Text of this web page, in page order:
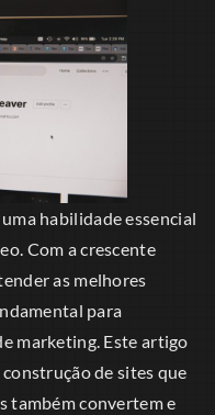
habilidade essencial
Com a crescente
as melhores
para
marketing. Este artigo
de sites que
também convertem e